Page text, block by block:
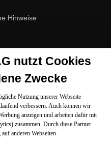
Hinweise
nutzt Cookies
Zwecke
Nutzung unserer Webseite
verbessern. Auch können wir
anzeigen und arbeiten dafür mit
zusammen. Durch diese Partner
anderen Webseiten.